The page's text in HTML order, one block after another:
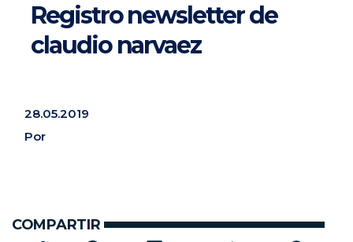
Registro newsletter de
claudio narvaez
28.05.2019
Por
COMPARTIR